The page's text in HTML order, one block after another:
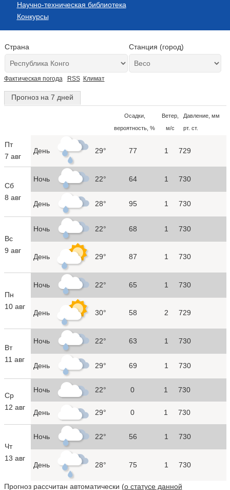
Научно-техническая библиотека
Конкурсы
Страна Станция (город)
Фактическая погода RSS Климат
Прогноз на 7 дней
Осадки,
вероятность, %
Ветер,
м/с
Давление, мм
рт. ст.
Пт
7 авг
День 29° 77 1 729
Сб
8 авг
Ночь 22° 64 1 730
День 28° 95 1 730
Вс
9 авг
Ночь 22° 68 1 730
День 29° 87 1 730
Пн
10 авг
Ночь 22° 65 1 730
День 30° 58 2 729
Вт
11 авг
Ночь 22° 63 1 730
День 29° 69 1 730
Ср
12 авг
Ночь 22° 0 1 730
День 29° 0 1 730
Чт
13 авг
Ночь 22° 56 1 730
День 28° 75 1 730
Прогноз рассчитан автоматически (о статусе данной